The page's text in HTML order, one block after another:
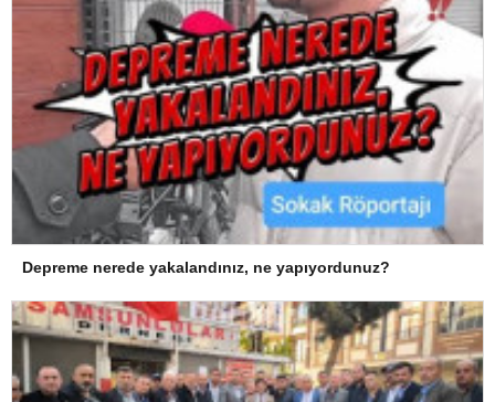
Depreme nerede yakalandınız, ne yapıyordunuz?